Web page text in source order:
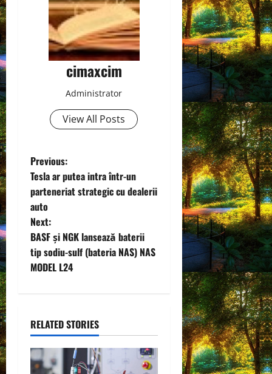
cimaxcim
Administrator
View All Posts
P
o
s
t
n
v
i
Previous:
Tesla ar putea intra într-un
parteneriat strategic cu dealerii
auto
Next:
BASF și NGK lansează baterii
tip sodiu-sulf (bateria NAS) NAS
MODEL L24
RELATED STORIES